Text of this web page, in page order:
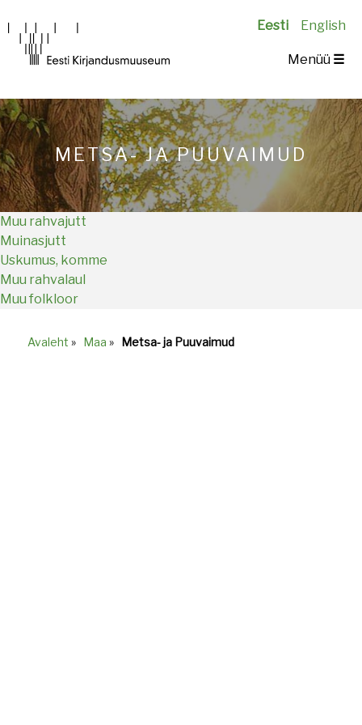
Eesti English
Main
Menüü ☰
METSA- JA PUUVAIMUD
Muu rahvajutt
Muinasjutt
Uskumus, komme
Muu rahvalaul
Muu folkloor
Avaleht » Maa » Metsa- ja Puuvaimud